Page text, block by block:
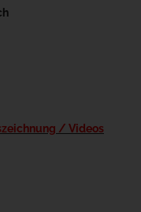
/ Videos